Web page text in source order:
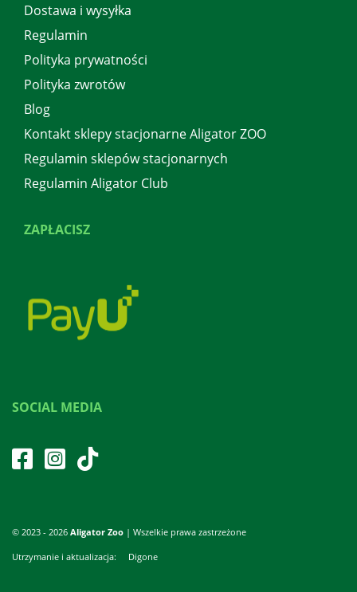
Dostawa i wysyłka
Regulamin
Polityka prywatności
Polityka zwrotów
Blog
Kontakt sklepy stacjonarne Aligator ZOO
Regulamin sklepów stacjonarnych
Regulamin Aligator Club
ZAPŁACISZ
SOCIAL MEDIA
© 2023 - 2026 Aligator Zoo | Wszelkie prawa zastrzeżone
Utrzymanie i aktualizacja: Digone